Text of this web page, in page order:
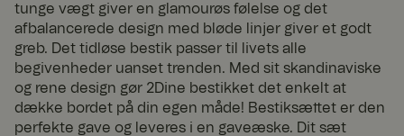
tunge vægt giver en glamourøs følelse og det
afbalancerede design med bløde linjer giver et godt
greb. Det tidløse bestik passer til livets alle
begivenheder uanset trenden. Med sit skandinaviske
og rene design gør 2Dine bestikket det enkelt at
dække bordet på din egen måde! Bestiksættet er den
perfekte gave og leveres i en gaveæske. Dit sæt